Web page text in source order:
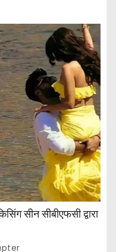
सीन सीबीएफसी द्वारा